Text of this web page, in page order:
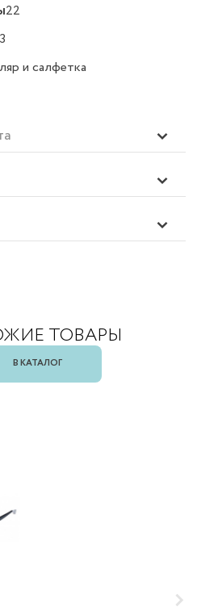
22
и салфетка
ТОВАРЫ
В КАТАЛОГ